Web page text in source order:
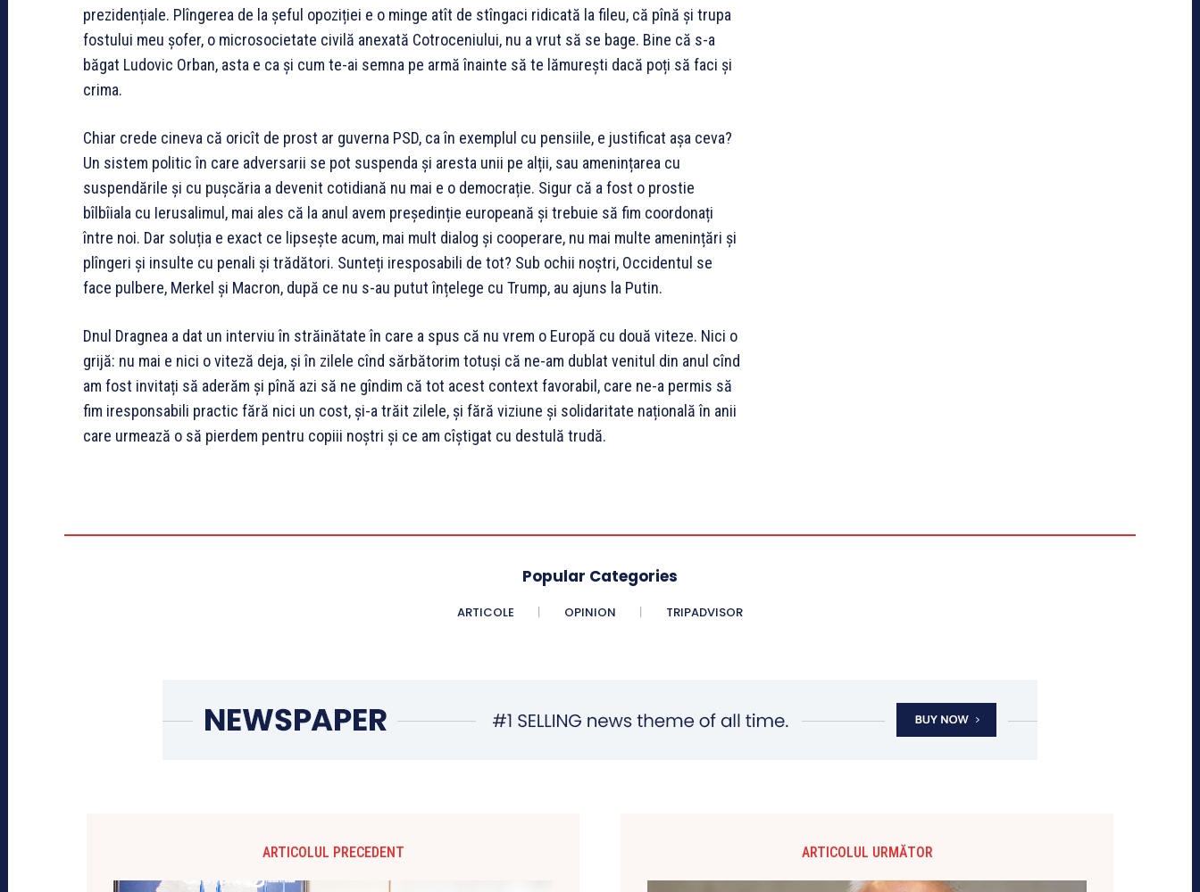
prezidențiale. Plîngerea de la șeful opoziției e o minge atît de stîngaci ridicată la fileu, că pînă și trupa
fostului meu șofer, o microsocietate civilă anexată Cotroceniului, nu a vrut să se bage. Bine că s-a
băgat Ludovic Orban, asta e ca și cum te-ai semna pe armă înainte să te lămurești dacă poți să faci și
crima.
Chiar crede cineva că oricît de prost ar guverna PSD, ca în exemplul cu pensiile, e justificat așa ceva?
Un sistem politic în care adversarii se pot suspenda și aresta unii pe alții, sau amenințarea cu
suspendările și cu pușcăria a devenit cotidiană nu mai e o democrație. Sigur că a fost o prostie
bîlbîiala cu Ierusalimul, mai ales că la anul avem președinție europeană și trebuie să fim coordonați
între noi. Dar soluția e exact ce lipsește acum, mai mult dialog și cooperare, nu mai multe amenințări și
plîngeri și insulte cu penali și trădători. Sunteți iresposabili de tot? Sub ochii noștri, Occidentul se
face pulbere, Merkel și Macron, după ce nu s-au putut înțelege cu Trump, au ajuns la Putin.
Dnul Dragnea a dat un interviu în străinătate în care a spus că nu vrem o Europă cu două viteze. Nici o
grijă: nu mai e nici o viteză deja, și în zilele cînd sărbătorim totuși că ne-am dublat venitul din anul cînd
am fost invitați să aderăm și pînă azi să ne gîndim că tot acest context favorabil, care ne-a permis să
fim iresponsabili practic fără nici un cost, și-a trăit zilele, și fără viziune și solidaritate națională în anii
care urmează o să pierdem pentru copiii noștri și ce am cîștigat cu destulă trudă.
Popular Categories
ARTICOLE OPINION TRIPADVISOR
ARTICOLUL PRECEDENT ARTICOLUL URMĂTOR